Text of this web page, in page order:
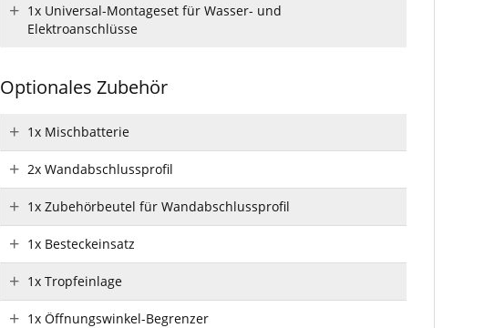
1x Universal-Montageset für Wasser- und
Elektroanschlüsse
Optionales Zubehör
1x Mischbatterie
2x Wandabschlussprofil
1x Zubehörbeutel für Wandabschlussprofil
1x Besteckeinsatz
1x Tropfeinlage
1x Öffnungswinkel-Begrenzer